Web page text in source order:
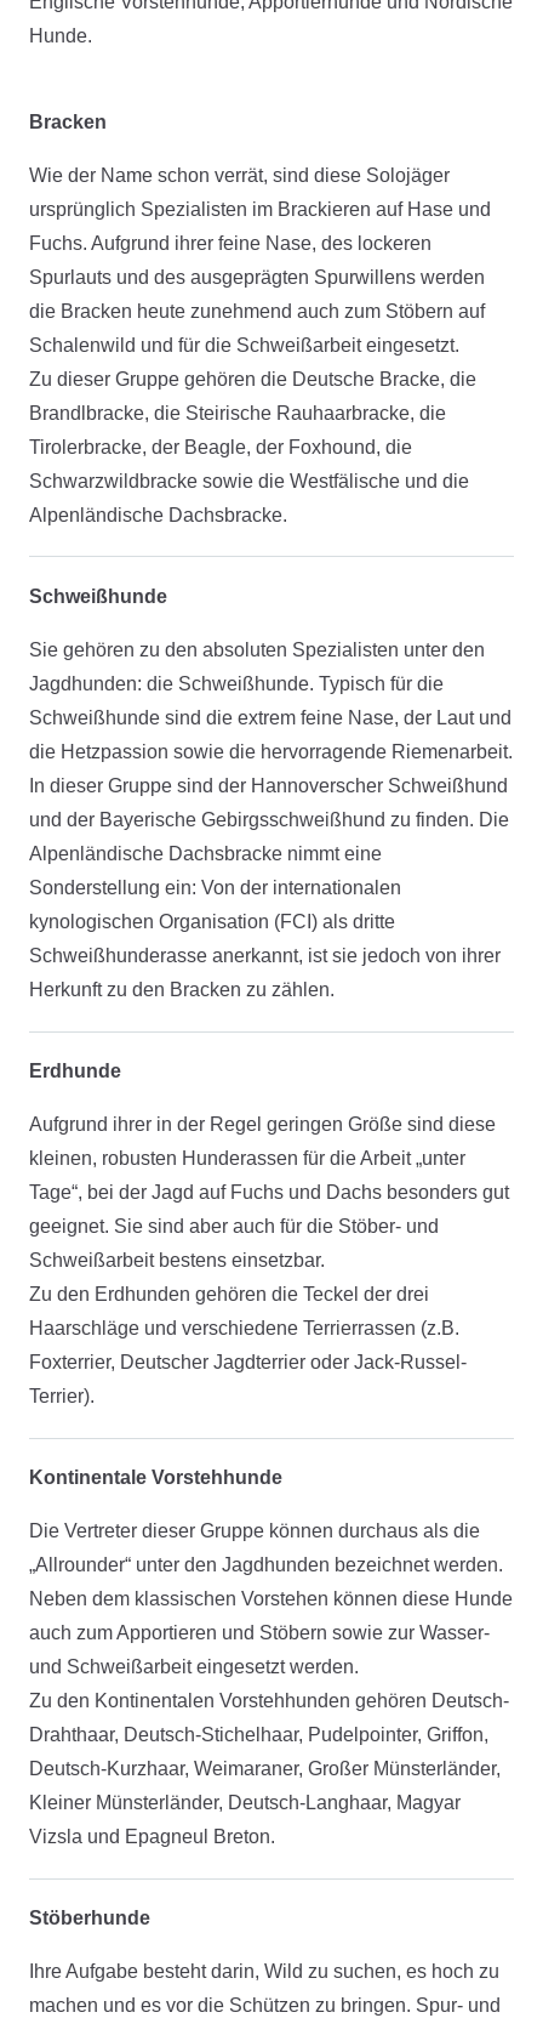
Hunde.
Bracken
Wie der Name schon verrät, sind diese Solojäger
ursprünglich Spezialisten im Brackieren auf Hase und
Fuchs. Aufgrund ihrer feine Nase, des lockeren
Spurlauts und des ausgeprägten Spurwillens werden
die Bracken heute zunehmend auch zum Stöbern auf
Schalenwild und für die Schweißarbeit eingesetzt.
Zu dieser Gruppe gehören die Deutsche Bracke, die
Brandlbracke, die Steirische Rauhaarbracke, die
Tirolerbracke, der Beagle, der Foxhound, die
Schwarzwildbracke sowie die Westfälische und die
Alpenländische Dachsbracke.
Schweißhunde
Sie gehören zu den absoluten Spezialisten unter den
Jagdhunden: die Schweißhunde. Typisch für die
Schweißhunde sind die extrem feine Nase, der Laut und
die Hetzpassion sowie die hervorragende Riemenarbeit.
In dieser Gruppe sind der Hannoverscher Schweißhund
und der Bayerische Gebirgsschweißhund zu finden. Die
Alpenländische Dachsbracke nimmt eine
Sonderstellung ein: Von der internationalen
kynologischen Organisation (FCI) als dritte
Schweißhunderasse anerkannt, ist sie jedoch von ihrer
Herkunft zu den Bracken zu zählen.
Erdhunde
Aufgrund ihrer in der Regel geringen Größe sind diese
kleinen, robusten Hunderassen für die Arbeit „unter
Tage“, bei der Jagd auf Fuchs und Dachs besonders gut
geeignet. Sie sind aber auch für die Stöber- und
Schweißarbeit bestens einsetzbar.
Zu den Erdhunden gehören die Teckel der drei
Haarschläge und verschiedene Terrierrassen (z.B.
Foxterrier, Deutscher Jagdterrier oder Jack-Russel-
Terrier).
Kontinentale Vorstehhunde
Die Vertreter dieser Gruppe können durchaus als die
„Allrounder“ unter den Jagdhunden bezeichnet werden.
Neben dem klassischen Vorstehen können diese Hunde
auch zum Apportieren und Stöbern sowie zur Wasser-
und Schweißarbeit eingesetzt werden.
Zu den Kontinentalen Vorstehhunden gehören Deutsch-
Drahthaar, Deutsch-Stichelhaar, Pudelpointer, Griffon,
Deutsch-Kurzhaar, Weimaraner, Großer Münsterländer,
Kleiner Münsterländer, Deutsch-Langhaar, Magyar
Vizsla und Epagneul Breton.
Stöberhunde
Ihre Aufgabe besteht darin, Wild zu suchen, es hoch zu
machen und es vor die Schützen zu bringen. Spur- und